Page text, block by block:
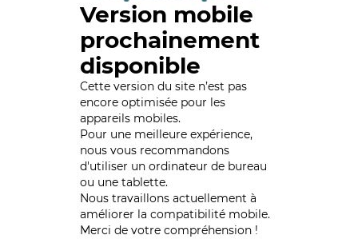
Version mobile
prochainement
disponible
Cette version du site n’est pas
encore optimisée pour les
appareils mobiles.
Pour une meilleure expérience,
nous vous recommandons
d'utiliser un ordinateur de bureau
ou une tablette.
Nous travaillons actuellement à
améliorer la compatibilité mobile.
Merci de votre compréhension !